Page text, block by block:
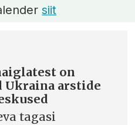
siit
on
Ukraina arstide
tagasi